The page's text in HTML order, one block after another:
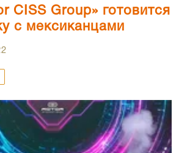
CISS Group» готовится
с мексиканцами